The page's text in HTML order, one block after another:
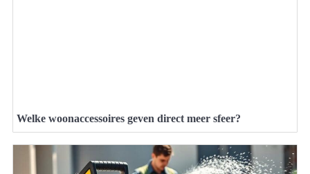
Welke woonaccessoires geven direct meer sfeer?